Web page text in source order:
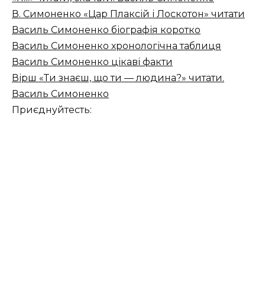
В. Симоненко «Цар Плаксій і Лоскотон» читати
Василь Симоненко біографія коротко
Василь Симоненко хронологічна таблиця
Василь Симоненко цікаві факти
Вірш «Ти знаєш, що ти — людина?» читати.
Василь Симоненко
Приєднуйтесть: